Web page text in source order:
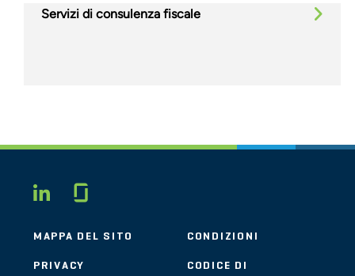
Servizi di consulenza fiscale
LINKEDIN
MAPPA DEL SITO CONDIZIONI
PRIVACY
CODICE DI